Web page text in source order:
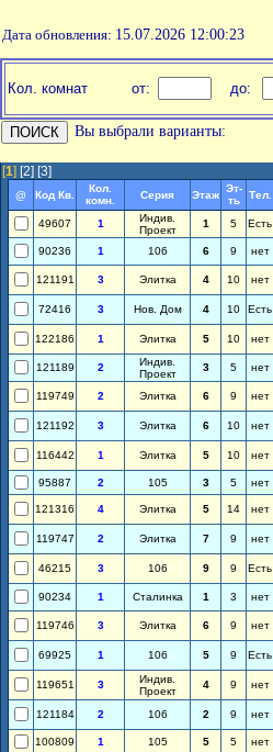
Дата обновления: 15.07.2026 12:00:23
Кол. комнат от: до:
Вы выбрали варианты:
[1] [2] [3]
@ Код Кв.
Кол.
комн.
Серия Этаж
Эт-
ть
Тел.
49607
1
Индив.
Проект
1 5 Есть
90236 1 106 6 9 нет
121191 3 Элитка 4 10 нет
72416 3 Нов. Дом 4 10 Есть
122186 1 Элитка 5 10 нет
121189 2
Индив.
Проект
3 5 нет
119749 2 Элитка 6 9 нет
121192 3 Элитка 6 10 нет
116442 1 Элитка 5 10 нет
95887 2 105 3 5 нет
121316 4 Элитка 5 14 нет
119747 2 Элитка 7 9 нет
46215 3 106 9 9 Есть
90234 1 Сталинка 1 3 нет
119746 3 Элитка 6 9 нет
69925 1 106 5 9 Есть
119651 3
Индив.
Проект
4 9 нет
121184 2 106 2 9 нет
100809 1 105 5 5 нет